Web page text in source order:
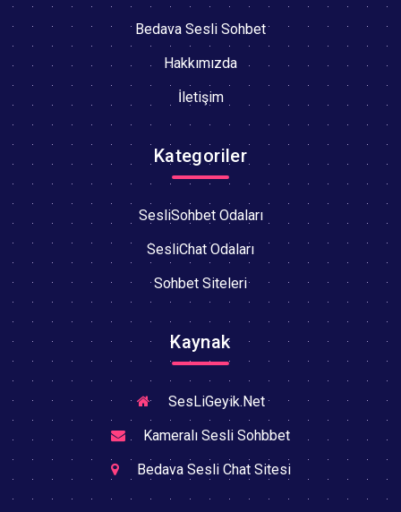
Bedava Sesli Sohbet
Hakkımızda
İletişim
Kategoriler
SesliSohbet Odaları
SesliChat Odaları
Sohbet Siteleri
Kaynak
SesLiGeyik.Net
Kameralı Sesli Sohbbet
Bedava Sesli Chat Sitesi